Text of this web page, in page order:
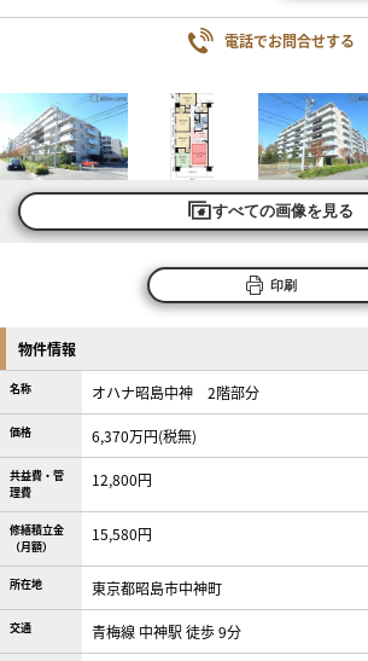
電話でお問合せする
すべての画像を見る
印刷
物件情報
名称 オハナ昭島中神 2階部分
価格 6,370万円(税無)
共益費・管
理費
12,800円
修繕積立金
（月額）
15,580円
所在地 東京都昭島市中神町
交通 青梅線 中神駅 徒歩 9分